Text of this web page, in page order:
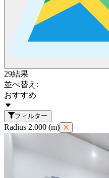
29結果
並べ替え:
おすすめ
フィルター
Radius 2.000 (m)